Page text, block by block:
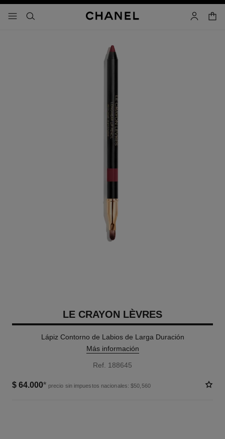
- navegación principal
buscar cuenta
LE CRAYON LÈVRES
Lápiz Contorno de Labios de Larga Duración
Más información
Ref. 188645
$ 64.000* precio sin impuestos nacionales: $50,560